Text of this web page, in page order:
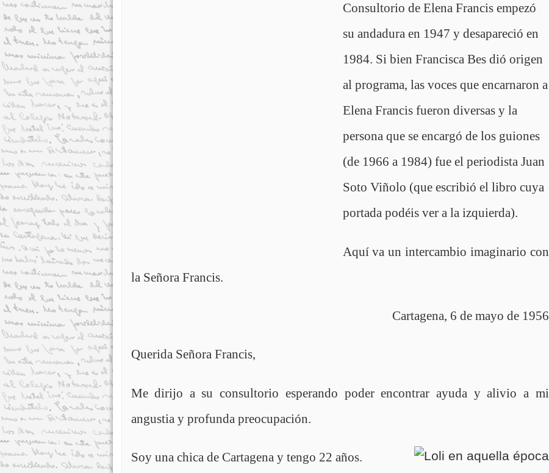
Consultorio de Elena Francis empezó
su andadura en 1947 y desapareció en
1984. Si bien Francisca Bes dió origen
al programa, las voces que encarnaron a
Elena Francis fueron diversas y la
persona que se encargó de los guiones
(de 1966 a 1984) fue el periodista Juan
Soto Viñolo (que escribió el libro cuya
portada podéis ver a la izquierda).
Aquí va un intercambio imaginario con
la Señora Francis.
Cartagena, 6 de mayo de 1956
Querida Señora Francis,
Me dirijo a su consultorio esperando poder encontrar ayuda y alivio a mi
angustia y profunda preocupación.
Soy una chica de Cartagena y tengo 22 años.